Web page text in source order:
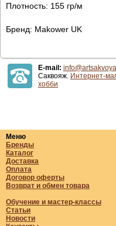
Плотность: 155 гр/м
Бренд: Makower UK
E-mail:
Саквояж. Интернет-
хобби
Меню
Бренды
Каталог
Доставка
Оплата
Договор оферты
Возврат и обмен товара
Обучение и мастер-классы
Статьи
Новости